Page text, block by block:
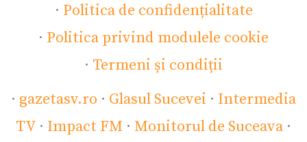
· Politica de confidențialitate
· Politica privind modulele cookie
· Termeni și condiții
· gazetasv.ro · Glasul Sucevei · Intermedia
TV · Impact FM · Monitorul de Suceava ·